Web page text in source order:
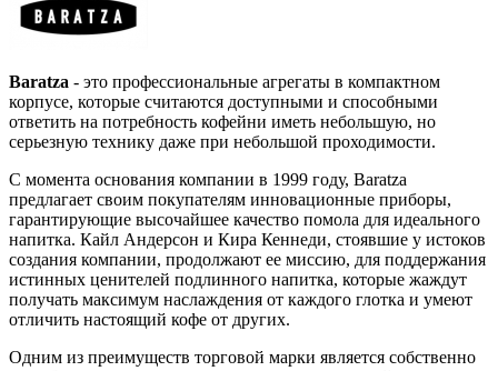
Baratza - это профессиональные агрегаты в компактном
корпусе, которые считаются доступными и способными
ответить на потребность кофейни иметь небольшую, но
серьезную технику даже при небольшой проходимости.
С момента основания компании в 1999 году, Baratza
предлагает своим покупателям инновационные приборы,
гарантирующие высочайшее качество помола для идеального
напитка. Кайл Андерсон и Кира Кеннеди, стоявшие у истоков
создания компании, продолжают ее миссию, для поддержания
истинных ценителей подлинного напитка, которые жаждут
получать максимум наслаждения от каждого глотка и умеют
отличить настоящий кофе от других.
Одним из преимуществ торговой марки является собственно